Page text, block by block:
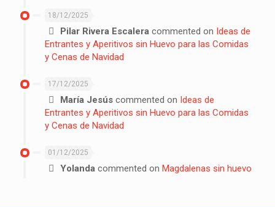
18/12/2025
Pilar Rivera Escalera commented on Ideas de
Entrantes y Aperitivos sin Huevo para las Comidas
y Cenas de Navidad
17/12/2025
María Jesús commented on Ideas de
Entrantes y Aperitivos sin Huevo para las Comidas
y Cenas de Navidad
01/12/2025
Yolanda commented on Magdalenas sin huevo